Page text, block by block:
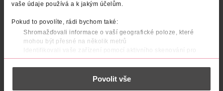
vaše údaje používá a k jakým účelům.
Pokud to povolíte, rádi bychom také:
Shromažďovali informace o vaší geografické poloze, které
mohou být přesné na několik metrů
Identifikovali vaše zařízení pomocí aktivního skenování pro
konkrétní charakteristiky (otisk prstu)
Zjistěte více o tom, jak zpracováváme vaše osobní údaje, a nastavte
části s podrobnostmi . Svůj souhlas můžete kdykoliv
Povolit vše
Dove 50 ml
89.90 Kč
69.90 Kč
DO KOŠÍKU
Borotalco